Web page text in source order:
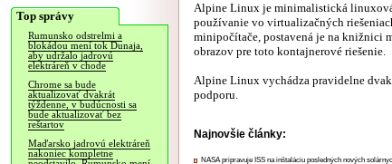
Top správy
Rumunsko odstrelmi a
blokádou mení tok Dunaja,
aby udržalo jadrovú
elektráreň v chode
Chrome sa bude
aktualizovať dvakrát
týždenne, v budúcnosti sa
bude aktualizovať bez
reštartov
Maďarsko jadrovú elektráreň
nakoniec kompletne
Alpine Linux je minimalistická linuxová
používanie vo virtualizačných
minipočítače, postavená je na knižnici
obrazov pre toto kontajnerové riešenie.
Alpine Linux vychádza pravidelne
podporu.
Najnovšie články:
NASA pripravuje ISS na inštaláciu posledných nových